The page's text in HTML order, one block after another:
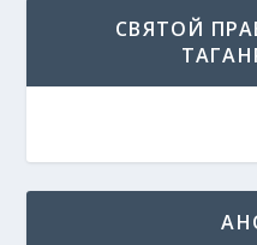
СВЯТОЙ